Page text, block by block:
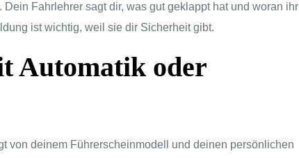
Fahrlehrer sagt dir, was gut geklappt hat und woran ihr
ist wichtig, weil sie dir Sicherheit gibt.
Automatik oder
von deinem Führerscheinmodell und deinen persönlichen